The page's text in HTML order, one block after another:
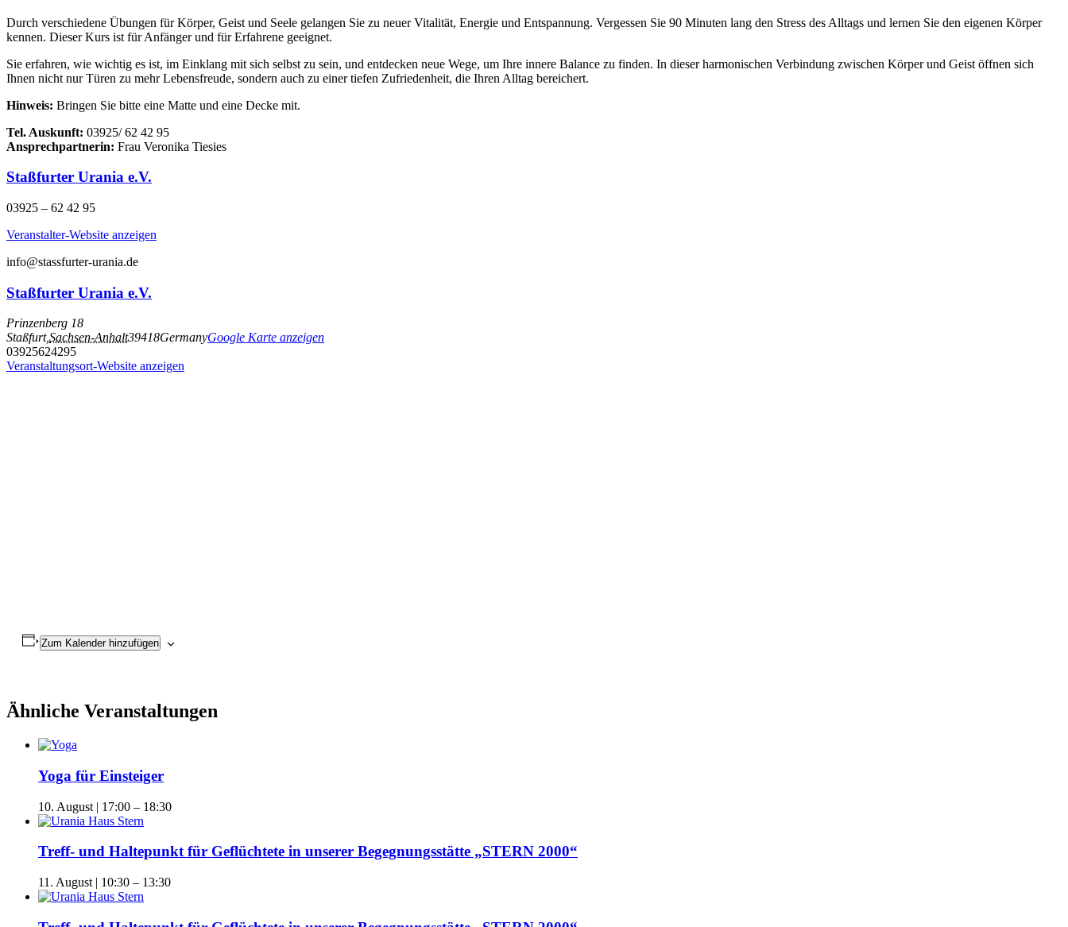
Durch verschiedene Übungen für Körper, Geist und Seele gelangen Sie zu neuer Vitalität, Energie und Entspannung. Vergessen Sie 90 Minuten lang den Stress des Alltags und lernen Sie den eigenen Körper
kennen. Dieser Kurs ist für Anfänger und für Erfahrene geeignet.
Sie erfahren, wie wichtig es ist, im Einklang mit sich selbst zu sein, und entdecken neue Wege, um Ihre innere Balance zu finden. In dieser harmonischen Verbindung zwischen Körper und Geist öffnen sich
Ihnen nicht nur Türen zu mehr Lebensfreude, sondern auch zu einer tiefen Zufriedenheit, die Ihren Alltag bereichert.
Hinweis: Bringen Sie bitte eine Matte und eine Decke mit.
Tel. Auskunft: 03925/ 62 42 95
Ansprechpartnerin: Frau Veronika Tiesies
Staßfurter Urania e.V.
03925 – 62 42 95
Veranstalter-Website anzeigen
info@stassfurter-urania.de
Staßfurter Urania e.V.
Prinzenberg 18
Staßfurt,Sachsen-Anhalt39418GermanyGoogle Karte anzeigen
03925624295
Veranstaltungsort-Website anzeigen
Zum Kalender hinzufügen
Ähnliche Veranstaltungen
Yoga für Einsteiger
10. August | 17:00 – 18:30
Treff- und Haltepunkt für Geflüchtete in unserer Begegnungsstätte „STERN 2000“
11. August | 10:30 – 13:30